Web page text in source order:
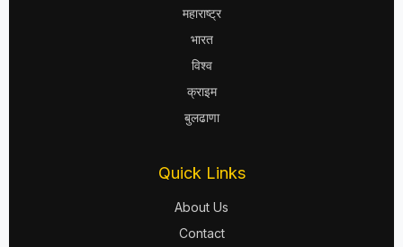
महाराष्ट्र
भारत
विश्व
क्राइम
बुलढाणा
Quick Links
About Us
Contact